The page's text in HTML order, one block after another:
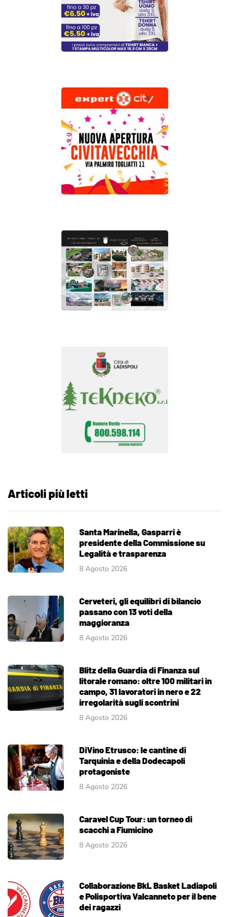
Articoli più letti
Santa Marinella, Gasparri è
presidente della Commissione su
Legalità e trasparenza
8 Agosto 2026
Cerveteri, gli equilibri di bilancio
passano con 13 voti della
maggioranza
8 Agosto 2026
Blitz della Guardia di Finanza sul
litorale romano: oltre 100 militari in
campo, 31 lavoratori in nero e 22
irregolarità sugli scontrini
8 Agosto 2026
DiVino Etrusco: le cantine di
Tarquinia e della Dodecapoli
protagoniste
8 Agosto 2026
Caravel Cup Tour: un torneo di
scacchi a Fiumicino
8 Agosto 2026
Collaborazione BkL Basket Ladiapoli
e Polisportiva Valcanneto per il bene
dei ragazzi